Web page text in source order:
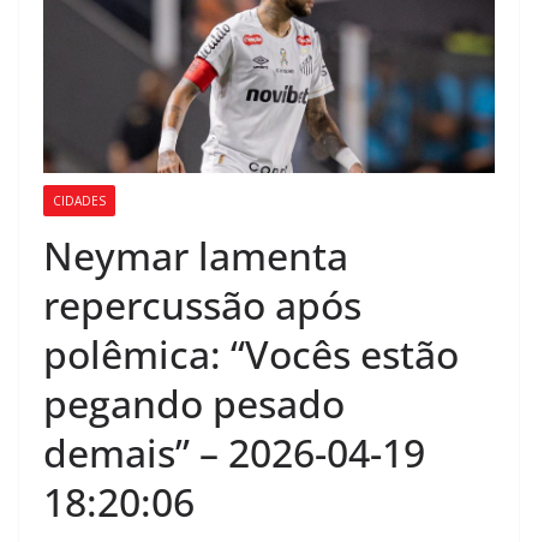
CIDADES
Neymar lamenta
repercussão após
polêmica: “Vocês estão
pegando pesado
demais” – 2026-04-19
18:20:06